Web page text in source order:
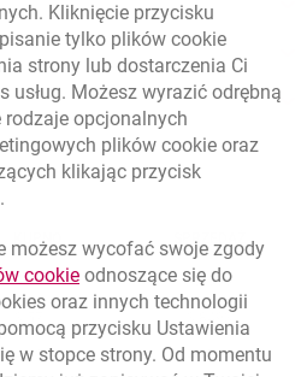
aktualizacji: 7.08.2026, 12:53:25
KUPNO SPRZEDAŻ
4.1346 4.4568
3.8493
4.4312 4.7764
Kliknięcie przycisku
tylko plików cookie
strony lub dostarczenia Ci
usług. Możesz wyrazić odrębną
opcjonalnych
plików cookie oraz
klikając przycisk
możesz wycofać swoje zgody
cookielink otwiera się w nowym
odnoszące się do
oraz innych technologii
przycisku Ustawienia
w stopce strony. Od momentu